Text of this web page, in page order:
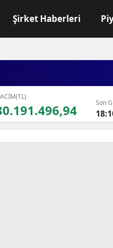
Şirket Haberleri
Son